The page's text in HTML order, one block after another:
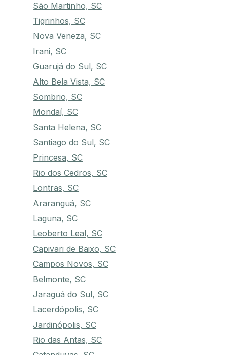
São Martinho, SC
Tigrinhos, SC
Nova Veneza, SC
Irani, SC
Guarujá do Sul, SC
Alto Bela Vista, SC
Sombrio, SC
Mondaí, SC
Santa Helena, SC
Santiago do Sul, SC
Princesa, SC
Rio dos Cedros, SC
Lontras, SC
Araranguá, SC
Laguna, SC
Leoberto Leal, SC
Capivari de Baixo, SC
Campos Novos, SC
Belmonte, SC
Jaraguá do Sul, SC
Lacerdópolis, SC
Jardinópolis, SC
Rio das Antas, SC